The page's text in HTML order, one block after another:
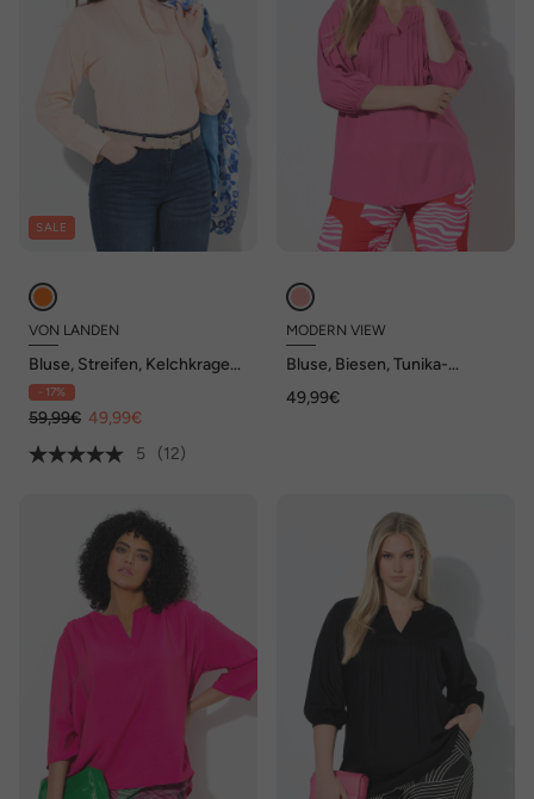
SALE
VON LANDEN
Bluse, Streifen, Kelchkragen,
Langarm
- 17%
59,99€ 49,99€
5
(12)
MODERN VIEW
Bluse, Biesen, Tunika-
49,99€